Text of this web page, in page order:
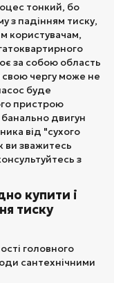
тонкий, бо
з падінням тиску,
користувачам,
за собою область
чергу може не
буде
пристрою
двигун
від "сухого
ви зважитесь
з
купити і
тиску
головного
сантехнічними